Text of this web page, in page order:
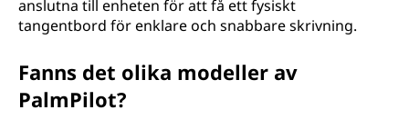
anslutna till enheten för att få ett fysiskt
tangentbord för enklare och snabbare skrivning.
Fanns det olika modeller av
PalmPilot?